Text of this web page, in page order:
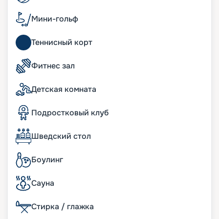
где в вашем распоряжении окажется не только
внушительное пространство на нескольких
уровнях, но также собственная приватная зона
отдыха с джакузи и масса дополнительных
преимуществ.
Развлечения на лайнере
предлагает широкий спектр развлечений на
любой вкус. Здесь имеются зоны отдыха только
для взрослых, где туристы смогут насладиться
спокойным размеренным отдыхом. В
караоке, казино.
Восемь отдельных зон дополняют Центральный
парк и «Королевский променад», где гости могут
прогуляться в окружении экзотических живых
самобытных ресторанчиков с уникальной
Мини-гольф
Теннисный корт
Фитнес зал
Детская комната
Подростковый клуб
Шведский стол
Боулинг
Сауна
Стирка / глажка